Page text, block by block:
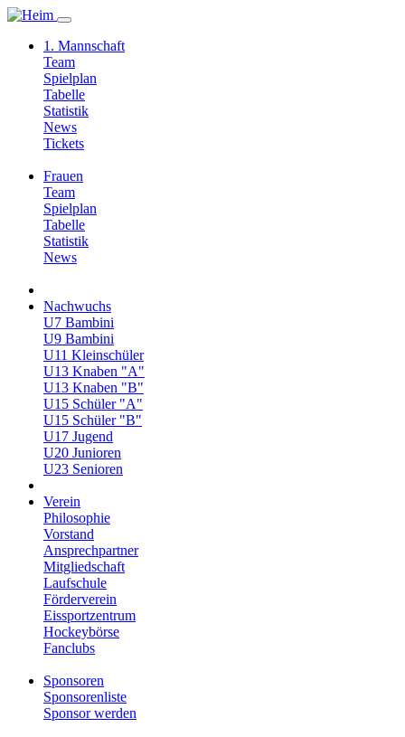
1. Mannschaft
Team
Spielplan
Tabelle
Statistik
News
Tickets
Frauen
Team
Spielplan
Tabelle
Statistik
News
Nachwuchs
U7 Bambini
U9 Bambini
U11 Kleinschüler
U13 Knaben "A"
U13 Knaben "B"
U15 Schüler "A"
U15 Schüler "B"
U17 Jugend
U20 Junioren
U23 Senioren
Verein
Philosophie
Vorstand
Ansprechpartner
Mitgliedschaft
Laufschule
Förderverein
Eissportzentrum
Hockeybörse
Fanclubs
Sponsoren
Sponsorenliste
Sponsor werden